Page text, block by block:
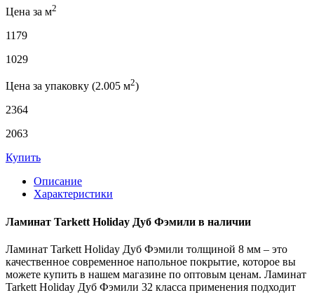
Цена за м2
1179
1029
Цена за упаковку (2.005 м2)
2364
2063
Купить
Описание
Характеристики
Ламинат Tarkett Holiday Дуб Фэмили в наличии
Ламинат Tarkett Holiday Дуб Фэмили толщиной 8 мм – это
качественное современное напольное покрытие, которое вы
можете купить в нашем магазине по оптовым ценам. Ламинат
Tarkett Holiday Дуб Фэмили 32 класса применения подходит